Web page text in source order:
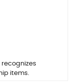
recognizes
items.